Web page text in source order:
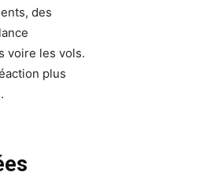
des
voire les vols.
plus